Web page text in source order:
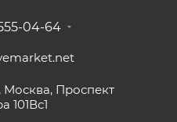
04-64
Москва, Проспект
101Вс1